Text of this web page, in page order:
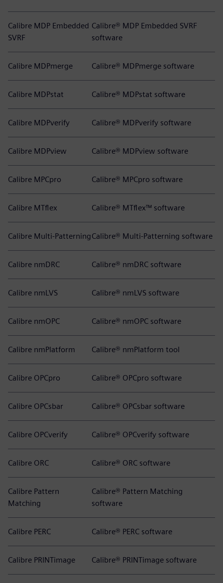
Calibre MDP Embedded
SVRF
Calibre® MDP Embedded SVRF
software
Calibre MDPmerge Calibre® MDPmerge software
Calibre MDPstat Calibre® MDPstat software
Calibre MDPverify Calibre® MDPverify software
Calibre MDPview Calibre® MDPview software
Calibre MPCpro Calibre® MPCpro software
Calibre MTflex Calibre® MTflex™ software
Calibre Multi-PatterningCalibre® Multi-Patterning software
Calibre nmDRC Calibre® nmDRC software
Calibre nmLVS Calibre® nmLVS software
Calibre nmOPC Calibre® nmOPC software
Calibre nmPlatform Calibre® nmPlatform tool
Calibre OPCpro Calibre® OPCpro software
Calibre OPCsbar Calibre® OPCsbar software
Calibre OPCverify Calibre® OPCverify software
Calibre ORC Calibre® ORC software
Calibre Pattern
Matching
Calibre® Pattern Matching
software
Calibre PERC Calibre® PERC software
Calibre PRINTimage Calibre® PRINTimage software